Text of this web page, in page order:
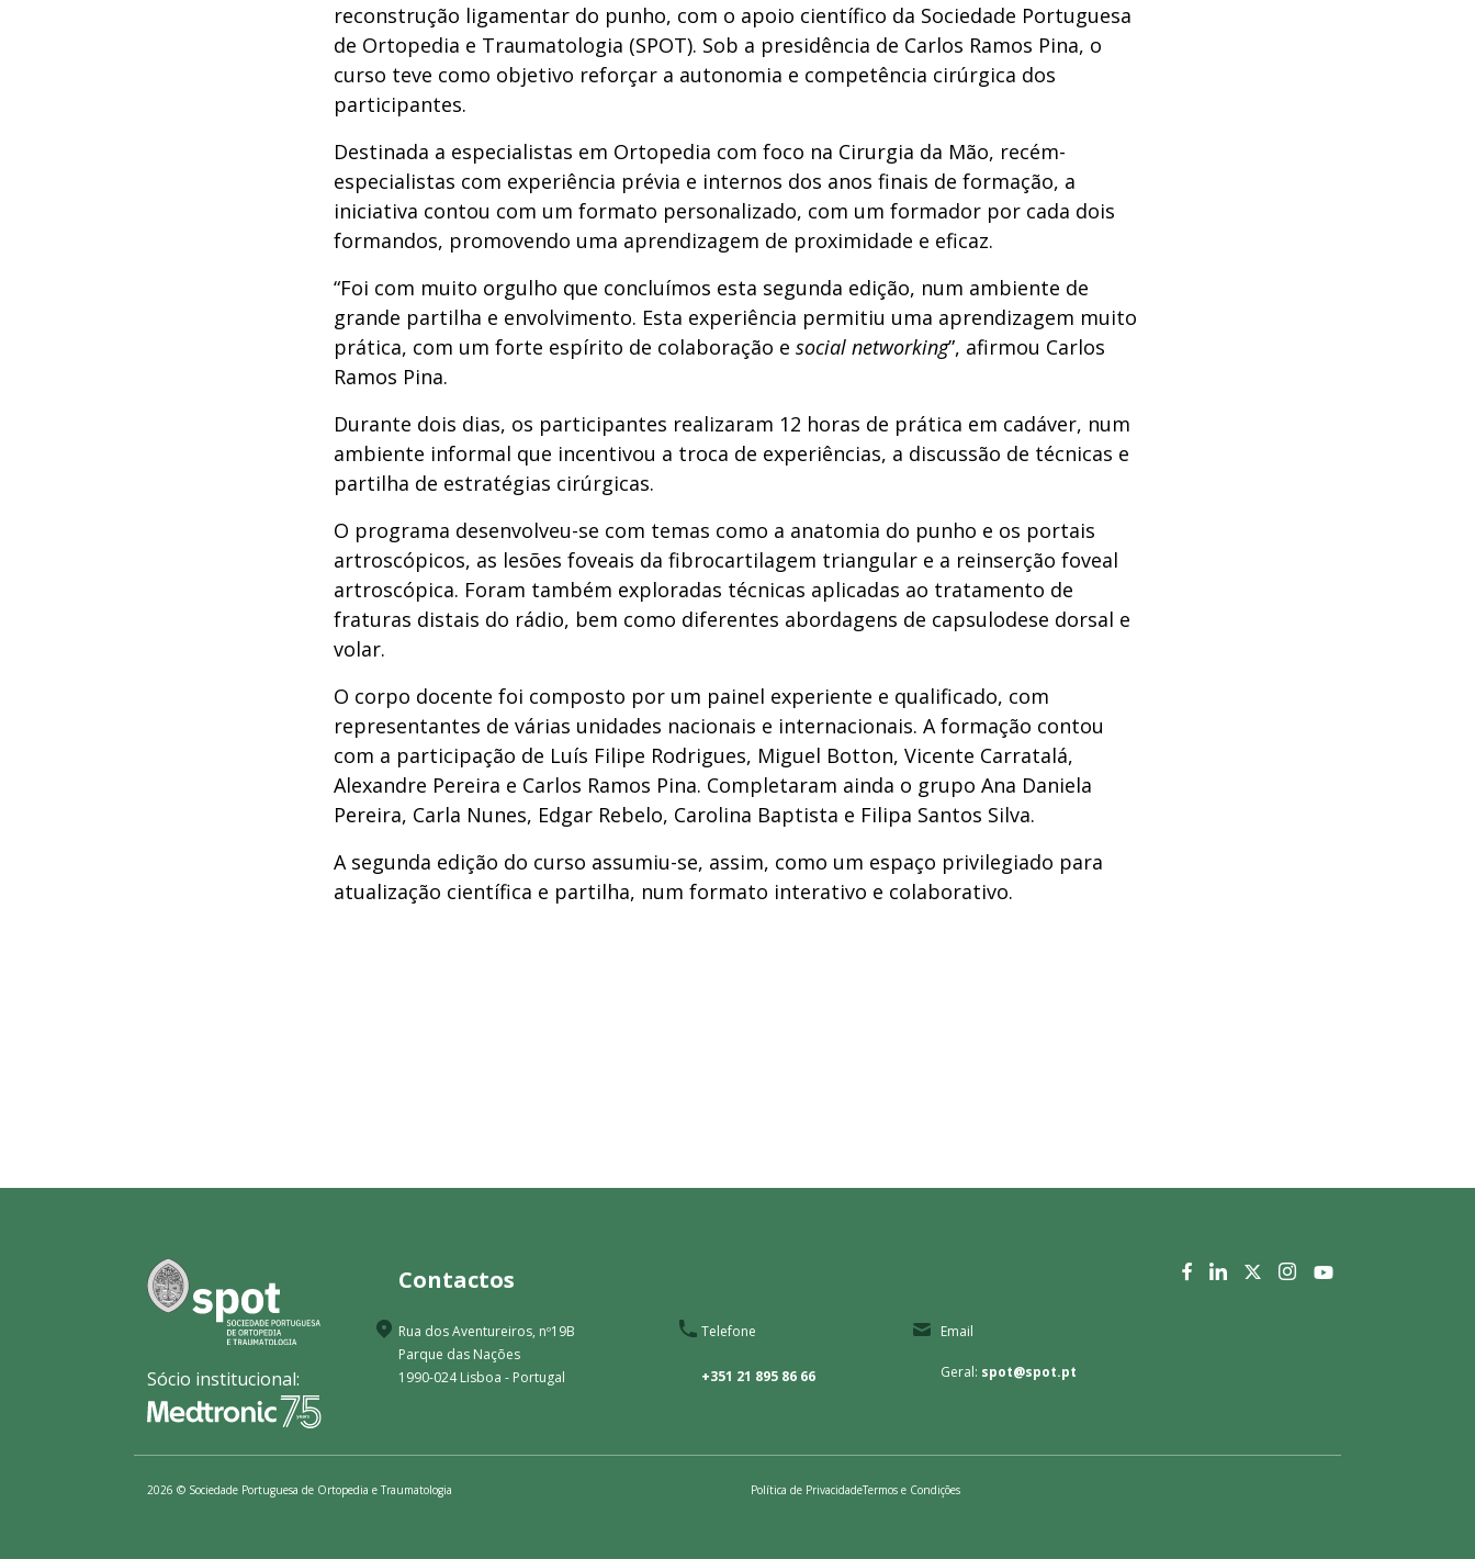
reconstrução ligamentar do punho, com o apoio científico da Sociedade Portuguesa
de Ortopedia e Traumatologia (SPOT). Sob a presidência de Carlos Ramos Pina, o
curso teve como objetivo reforçar a autonomia e competência cirúrgica dos
participantes.
Destinada a especialistas em Ortopedia com foco na Cirurgia da Mão, recém-
especialistas com experiência prévia e internos dos anos finais de formação, a
iniciativa contou com um formato personalizado, com um formador por cada dois
formandos, promovendo uma aprendizagem de proximidade e eficaz.
“Foi com muito orgulho que concluímos esta segunda edição, num ambiente de
grande partilha e envolvimento. Esta experiência permitiu uma aprendizagem muito
prática, com um forte espírito de colaboração e social networking”, afirmou Carlos
Ramos Pina.
Durante dois dias, os participantes realizaram 12 horas de prática em cadáver, num
ambiente informal que incentivou a troca de experiências, a discussão de técnicas e
partilha de estratégias cirúrgicas.
O programa desenvolveu-se com temas como a anatomia do punho e os portais
artroscópicos, as lesões foveais da fibrocartilagem triangular e a reinserção foveal
artroscópica. Foram também exploradas técnicas aplicadas ao tratamento de
fraturas distais do rádio, bem como diferentes abordagens de capsulodese dorsal e
volar.
O corpo docente foi composto por um painel experiente e qualificado, com
representantes de várias unidades nacionais e internacionais. A formação contou
com a participação de Luís Filipe Rodrigues, Miguel Botton, Vicente Carratalá,
Alexandre Pereira e Carlos Ramos Pina. Completaram ainda o grupo Ana Daniela
Pereira, Carla Nunes, Edgar Rebelo, Carolina Baptista e Filipa Santos Silva.
A segunda edição do curso assumiu-se, assim, como um espaço privilegiado para
atualização científica e partilha, num formato interativo e colaborativo.
Sócio institucional:
Contactos
Rua dos Aventureiros, nº19B
Parque das Nações
1990-024 Lisboa - Portugal
Telefone
+351 21 895 86 66
Email
Geral: spot@spot.pt
2026 © Sociedade Portuguesa de Ortopedia e Traumatologia Política de PrivacidadeTermos e Condições